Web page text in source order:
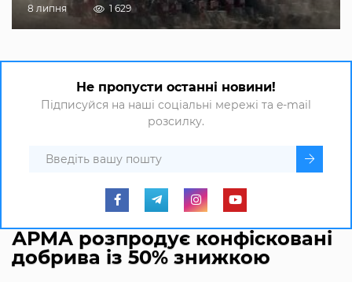
8 липня 1 629
Не пропусти останні новини!
Підписуйся на наші соціальні мережі та e-mail
розсилку.
АРМА розпродує конфісковані
добрива із 50% знижкою